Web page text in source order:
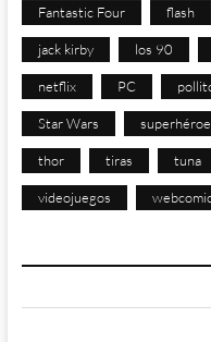
Fantastic Four flash
jack kirby los 90
netflix PC
Star Wars
thor tiras tuna
videojuegos